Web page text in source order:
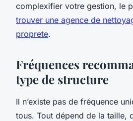
complexifier votre gestion, le
trouver une agence de
proprete.
Fréquences
type de structure
Il n’existe pas de fréquence
tous. Tout dépend de la taille,